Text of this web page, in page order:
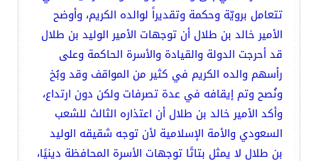
تتعامل برويّة وحكمة وتقديراً لوالده الكريم، وأوضح
الأمير خالد بن طلال أن توجهات الأمير الوليد بن طلال
قد أحرجت الدولة والقيادة والأسرة الحاكمة وعلى
رأسهم والده الكريم في كثير من المواقف وقد وبُخ
ونُصح وتم إيقافه في عدة تصرفات ولكن دون ارتداع،
وأكد الأمير خالد بن طلال أن اعتذاره الثالث للشعب
السعودي والأمة الإسلامية لأن توجه شقيقه الوليد
بن طلال لا يمثل بتاتًا توجهات الأسرة المحافظة دينيًا،